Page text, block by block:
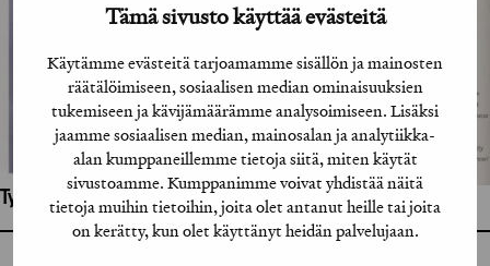
Tämä sivusto käyttää evästeitä
Käytämme evästeitä tarjoamamme sisällön ja mainosten
räätälöimiseen, sosiaalisen median ominaisuuksien
tukemiseen ja kävijämäärämme analysoimiseen. Lisäksi
jaamme sosiaalisen median, mainosalan ja analytiikka-
alan kumppaneillemme tietoja siitä, miten käytät
sivustoamme. Kumppanimme voivat yhdistää näitä
tietoja muihin tietoihin, joita olet antanut heille tai joita
on kerätty, kun olet käyttänyt heidän palvelujaan.
Työhön osallistuneet henkilöt / tahot: